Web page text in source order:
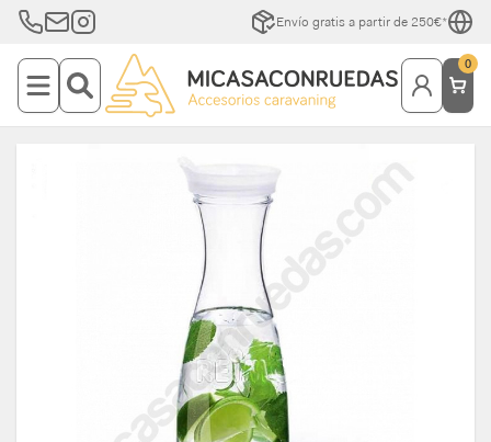
Envío gratis a partir de 250€*
0